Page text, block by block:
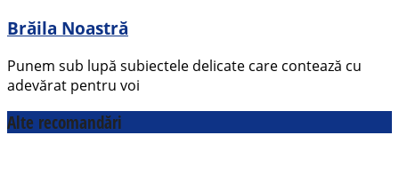
Brăila Noastră
Punem sub lupă subiectele delicate care contează cu
adevărat pentru voi
Alte recomandări